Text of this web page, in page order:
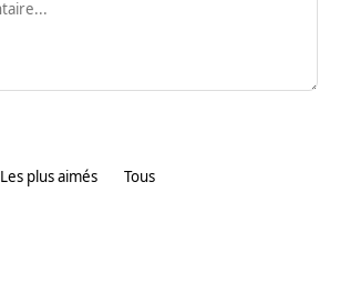
Les plus aimés Tous